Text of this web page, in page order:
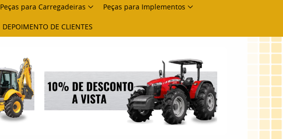
Peças para Carregadeiras Peças para Implementos
DEPOIMENTO DE CLIENTES